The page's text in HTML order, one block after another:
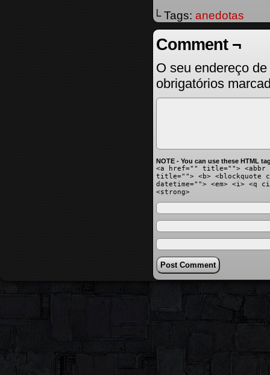
└ Tags: anedotas
Comment ¬
O seu endereço
obrigatórios
NOTE - You can use these HTML
<a href="" title=""> <abbr
title=""> <b> <blockquote
datetime=""> <em> <i> <q
<strong>